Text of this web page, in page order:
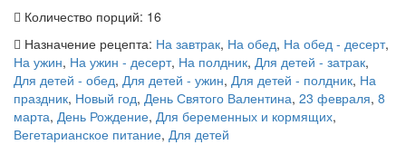
Количество порций: 16
Назначение рецепта: На завтрак, На обед, На обед - десерт,
На ужин, На ужин - десерт, На полдник, Для детей - затрак,
Для детей - обед, Для детей - ужин, Для детей - полдник, На
праздник, Новый год, День Святого Валентина, 23 февраля, 8
марта, День Рождение, Для беременных и кормящих,
Вегетарианское питание, Для детей